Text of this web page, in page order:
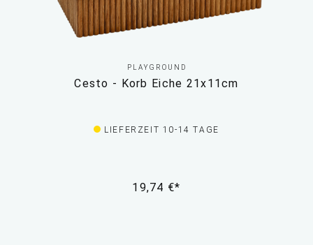
PLAYGROUND
Cesto - Korb Eiche 21x11cm
LIEFERZEIT 10-14 TAGE
19,74 €*